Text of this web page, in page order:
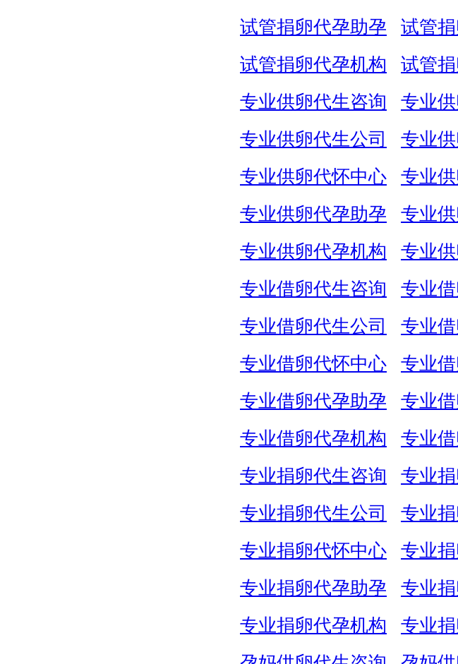
试管捐卵代孕助孕
试管
试管捐卵代孕机构
试管
专业供卵代生咨询
专业
专业供卵代生公司
专业
专业供卵代怀中心
专业
专业供卵代孕助孕
专业
专业供卵代孕机构
专业
专业借卵代生咨询
专业
专业借卵代生公司
专业
专业借卵代怀中心
专业
专业借卵代孕助孕
专业
专业借卵代孕机构
专业
专业捐卵代生咨询
专业
专业捐卵代生公司
专业
专业捐卵代怀中心
专业
专业捐卵代孕助孕
专业
专业捐卵代孕机构
专业